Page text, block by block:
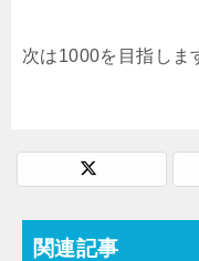
次は1000を目指しま
関連記事